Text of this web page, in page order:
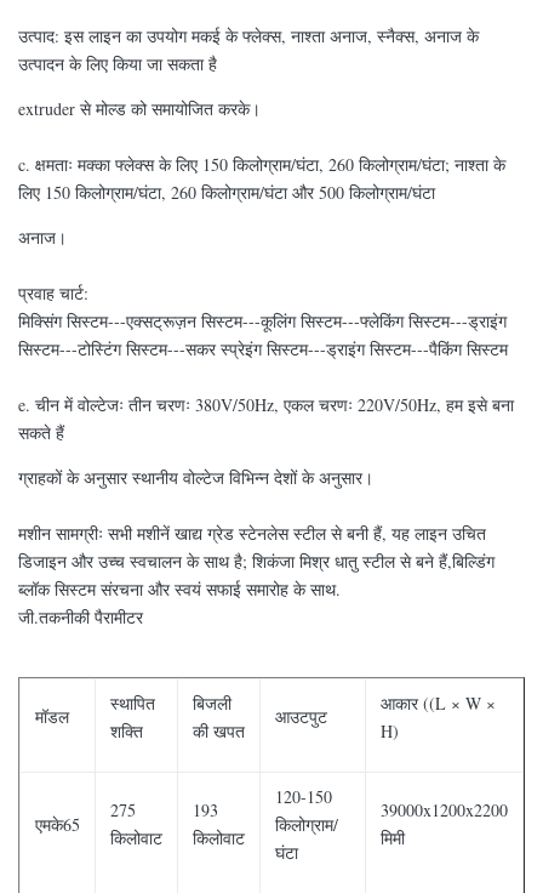
उत्पाद: इस लाइन का उपयोग मकई के फ्लेक्स, नाश्ता अनाज, स्नैक्स, अनाज के
उत्पादन के लिए किया जा सकता है
extruder से मोल्ड को समायोजित करके।
c. क्षमताः मक्का फ्लेक्स के लिए 150 किलोग्राम/घंटा, 260 किलोग्राम/घंटा; नाश्ता के
लिए 150 किलोग्राम/घंटा, 260 किलोग्राम/घंटा और 500 किलोग्राम/घंटा
अनाज।
प्रवाह चार्ट:
मिक्सिंग सिस्टम---एक्सट्रूज़न सिस्टम---कूलिंग सिस्टम---फ्लेकिंग सिस्टम---ड्राइंग
सिस्टम---टोस्टिंग सिस्टम---सकर स्प्रेइंग सिस्टम---ड्राइंग सिस्टम---पैकिंग सिस्टम
e. चीन में वोल्टेजः तीन चरणः 380V/50Hz, एकल चरणः 220V/50Hz, हम इसे बना
सकते हैं
ग्राहकों के अनुसार स्थानीय वोल्टेज विभिन्न देशों के अनुसार।
मशीन सामग्रीः सभी मशीनें खाद्य ग्रेड स्टेनलेस स्टील से बनी हैं, यह लाइन उचित
डिजाइन और उच्च स्वचालन के साथ है; शिकंजा मिश्र धातु स्टील से बने हैं,बिल्डिंग
ब्लॉक सिस्टम संरचना और स्वयं सफाई समारोह के साथ.
जी.तकनीकी पैरामीटर
मॉडल
स्थापित
शक्ति
बिजली
की खपत
आउटपुट
आकार ((L × W ×
H)
एमके65
275
किलोवाट
193
किलोवाट
120-150
किलोग्राम/
घंटा
39000x1200x2200
मिमी